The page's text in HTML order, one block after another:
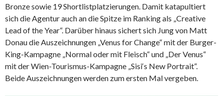
Bronze sowie 19 Shortlistplatzierungen. Damit katapultiert
sich die Agentur auch an die Spitze im Ranking als „Creative
Lead of the Year“. Darüber hinaus sichert sich Jung von Matt
Donau die Auszeichnungen „Venus for Change“ mit der Burger-
King-Kampagne „Normal oder mit Fleisch“ und „Der Venus“
mit der Wien-Tourismus-Kampagne „Sisi‘s New Portrait“.
Beide Auszeichnungen werden zum ersten Mal vergeben.